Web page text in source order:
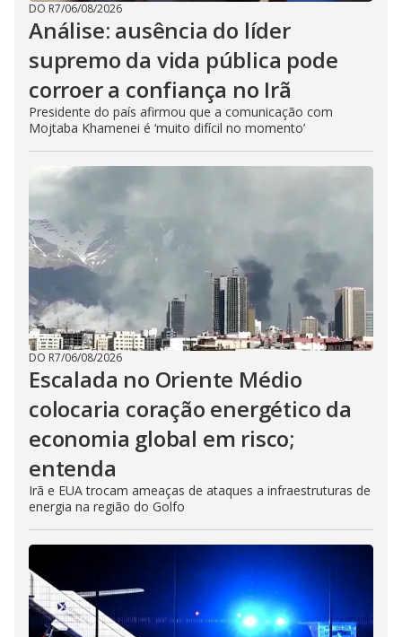
DO R7/06/08/2026
Análise: ausência do líder
supremo da vida pública pode
corroer a confiança no Irã
Presidente do país afirmou que a comunicação com
Mojtaba Khamenei é ‘muito difícil no momento’
DO R7/06/08/2026
Escalada no Oriente Médio
colocaria coração energético da
economia global em risco;
entenda
Irã e EUA trocam ameaças de ataques a infraestruturas de
energia na região do Golfo